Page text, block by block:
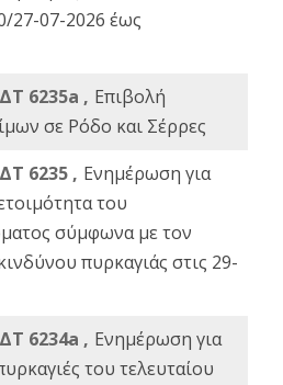
27-07-2026 έως
6235a , Eπιβολή
σε Ρόδο και Σέρρες
6235 , Ενημέρωση για
του
σύμφωνα με τον
πυρκαγιάς στις 29-
6234a , Ενημέρωση για
του τελευταίου